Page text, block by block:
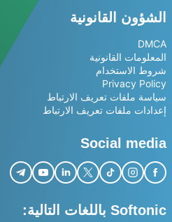
الشؤون القانونية
DMCA
المعلومات القانونية
شروط الاستخدام
Privacy Policy
سياسة ملفات تعريف الارتباط
إعدادات ملفات تعريف الارتباط
Social media
Softonic باللغات التالية: